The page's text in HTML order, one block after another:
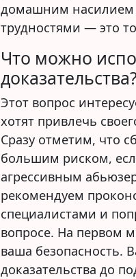
домашним
трудностями — это
Что можно
Этот вопрос
хотят привлечь
Сразу отметим, что
большим риском,
агрессивным
рекомендуем
специалистами и
вопросе. На первом
ваша безопасность.
доказательства до